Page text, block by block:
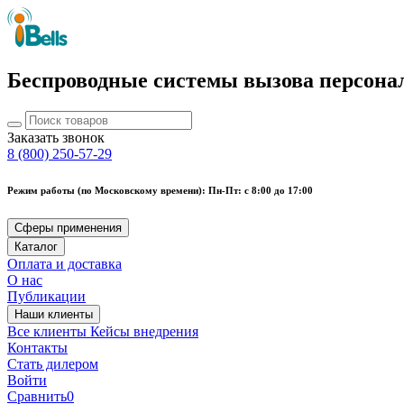
Беспроводные системы вызова
Заказать звонок
8 (800) 250-57-29
Режим работы (по Московскому времени): Пн-Пт: с 8:00 до 17:00
Сферы применения
Каталог
Оплата и доставка
О нас
Публикации
Наши клиенты
Все клиенты Кейсы внедрения
Контакты
Стать дилером
Войти
Сравнить0